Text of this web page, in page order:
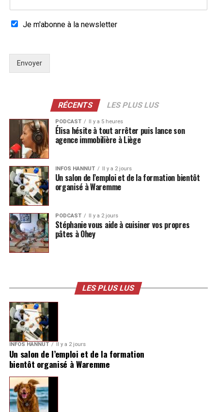
Je m'abonne à la newsletter
Envoyer
RÉCENTS LES PLUS LUS
PODCAST Il y a 5 heures
Élisa hésite à tout arrêter puis lance son
agence immobilière à Liège
INFOS HANNUT Il y a 2 jours
Un salon de l’emploi et de la formation bientôt
organisé à Waremme
PODCAST Il y a 2 jours
Stéphanie vous aide à cuisiner vos propres
pâtes à Ohey
LES PLUS LUS
INFOS HANNUT Il y a 2 jours
Un salon de l’emploi et de la formation
bientôt organisé à Waremme